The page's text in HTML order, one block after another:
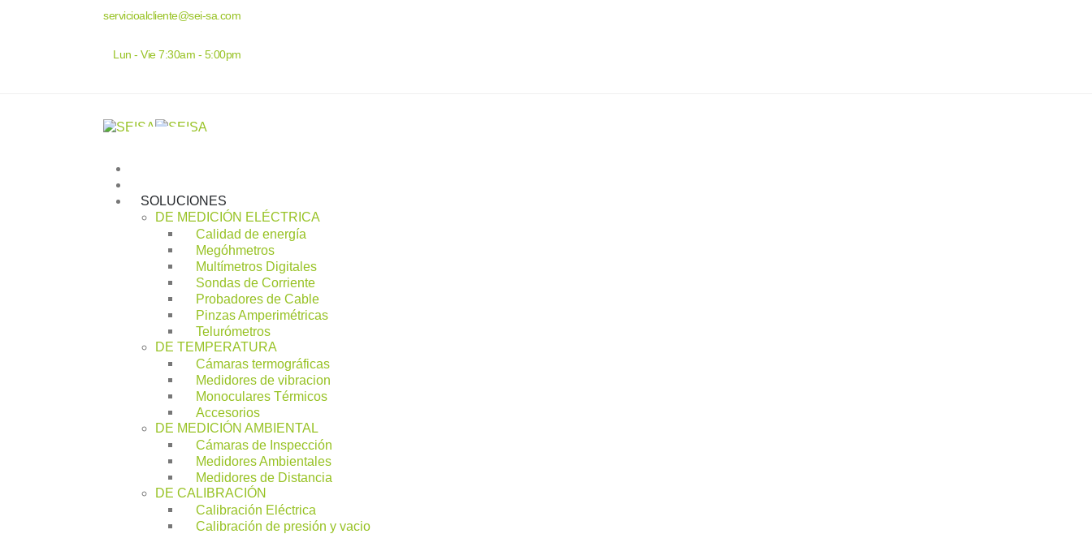
servicioalcliente@sei-sa.com
Lun - Vie 7:30am - 5:00pm
SOLUCIONES
DE MEDICIÓN ELÉCTRICA
Calidad de energía
Megóhmetros
Multímetros Digitales
Sondas de Corriente
Probadores de Cable
Pinzas Amperimétricas
Telurómetros
DE TEMPERATURA
Cámaras termográficas
Medidores de vibracion
Monoculares Térmicos
Accesorios
DE MEDICIÓN AMBIENTAL
Cámaras de Inspección
Medidores Ambientales
Medidores de Distancia
DE CALIBRACIÓN
Calibración Eléctrica
Calibración de presión y vacio